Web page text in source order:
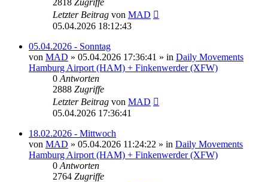
Letzter Beitrag von MAD
05.04.2026 18:12:43
05.04.2026 - Sonntag
von MAD » 05.04.2026 17:36:41 » in Daily Movements
Hamburg Airport (HAM) + Finkenwerder (XFW)
0 Antworten
2888 Zugriffe
Letzter Beitrag von MAD
05.04.2026 17:36:41
18.02.2026 - Mittwoch
von MAD » 05.04.2026 11:24:22 » in Daily Movements
Hamburg Airport (HAM) + Finkenwerder (XFW)
0 Antworten
2764 Zugriffe